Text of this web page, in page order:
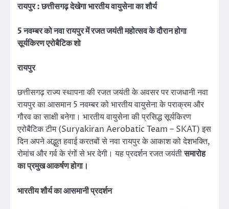
रायपुर : छत्तीसगढ़ देखेगा भारतीय वायुसेना का शौर्य
5 नवम्बर को नवा रायपुर में रजत जयंती महोत्सव के दौरान होगा
सूर्यकिरण एरोबैटिक शो
रायपुर
छत्तीसगढ़ राज्य स्थापना की रजत जयंती के अवसर पर राजधानी नवा
रायपुर का आसमान 5 नवम्बर को भारतीय वायुसेना के पराक्रम और
गौरव का साक्षी बनेगा। भारतीय वायुसेना की प्रसिद्ध सूर्यकिरण
एरोबैटिक टीम (Suryakiran Aerobatic Team – SKAT) इस
दिन अपने अद्भुत हवाई करतबों से नवा रायपुर के आकाश को देशभक्ति,
रोमांच और गर्व के रंगों से भर देगी। यह प्रदर्शन रजत जयंतीसमारोह
का प्रमुख आकर्षण होगा।
भारतीय शौर्य का आसमानी प्रदर्शन